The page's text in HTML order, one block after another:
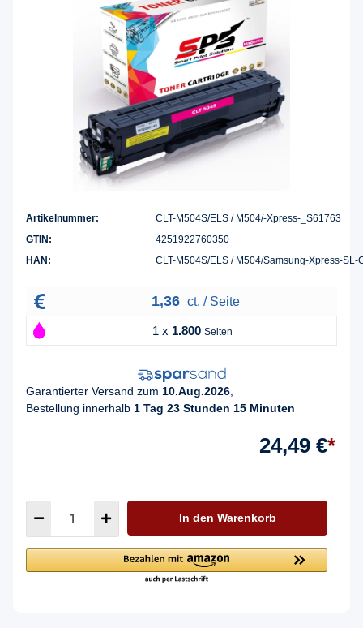
Artikelnummer:
CLT-M504S/ELS / M504/-Xpress-_S61763
GTIN:
4251922760350
HAN:
CLT-M504S/ELS / M504/Samsung-Xpress-SL-
1,36 ct. / Seite
1 x 1.800 Seiten
Garantierter Versand zum 10.Aug.2026
Bestellung innerhalb 1 Tag 23 Stunden 15 Minuten
24,49 €*
In den Warenkorb